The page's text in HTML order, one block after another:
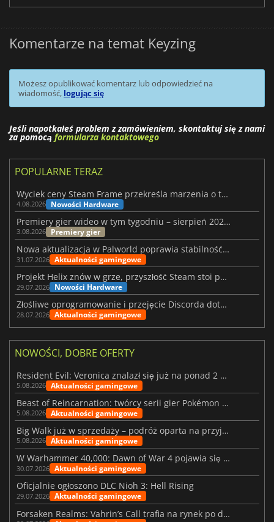
Komentarze na temat Keyzing
Możesz opublikować komentarz lub odpowiedzieć na
wiadomość, logując się
Jeśli napotkałeś problem z zamówieniem, skontaktuj się z nami
za pomocą formularza kontaktowego
POPULARNE TERAZ
Wyciek ceny Steam Frame przekreśla marzenia o tanim zestawie VR
4.08.2026 Nowości Hardware
Premiery gier wideo w tym tygodniu – sierpień 2026 r. (32. tydzień)
3.08.2026 Premiery gier
Nowa aktualizacja w Palworld poprawia stabilność Sunreach i walk z bossami
31.07.2026 Aktualności gamingowe
Projekt Helix znów w grze, przyszłość Steam stoi pod znakiem zapytania
29.07.2026 Nowości Hardware
Złośliwe oprogramowanie i przejęcie Discorda dotknęły Meccha Chameleon
28.07.2026 Aktualności gamingowe
NOWOŚCI, DOBRE OFERTY
Resident Evil: Veronica znalazł się już na ponad 2 milionach list życzeń
5.08.2026 Aktualności gamingowe
Beast of Reincarnation: twórcy serii gier Pokémon wkraczają na nową ścieżkę
5.08.2026 Aktualności gamingowe
Big Walk już w sprzedaży – podróż oparta na przyjaźni
5.08.2026 Aktualności gamingowe
W Warhammer 40,000: Dawn of War 4 pojawia się frakcja Nekronów
30.07.2026 Aktualności gamingowe
Oficjalnie ogłoszono DLC Nioh 3: Hell Rising
29.07.2026 Aktualności gamingowe
Forsaken Realms: Vahrin’s Call trafia na rynek po dziesięciu latach prac